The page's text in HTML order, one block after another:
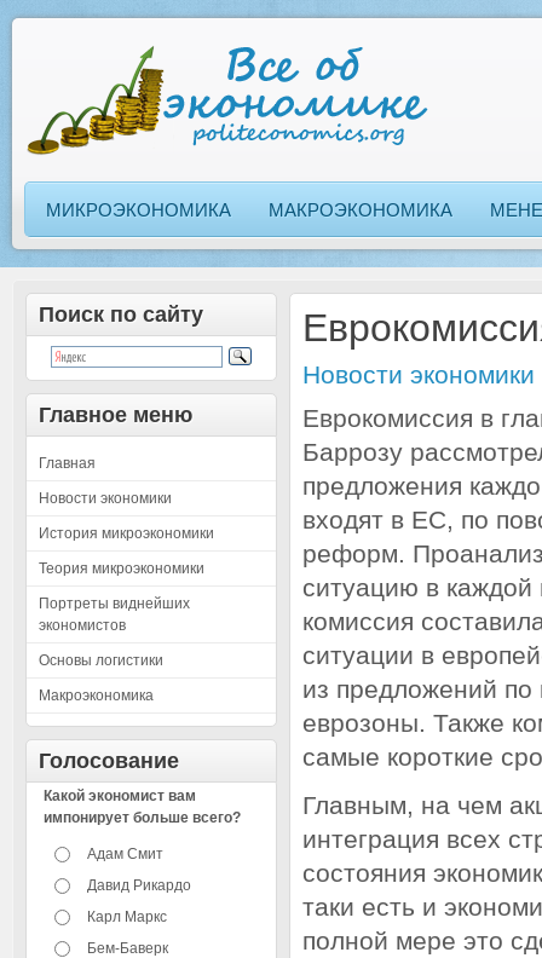
МИКРОЭКОНОМИКА МАКРОЭКОНОМИКА
Поиск по сайту
Главное меню
Главная
Новости экономики
История микроэкономики
Теория микроэкономики
Портреты виднейших
экономистов
Основы логистики
Макроэкономика
Голосование
Какой экономист вам
импонирует больше всего?
Адам Смит
Давид Рикардо
Карл Маркс
Бем-Баверк
Новости экономики
Еврокомиссия в
Баррозу
предложения
входят в ЕС, по
реформ.
ситуацию в каждой
комиссия
ситуации в
из предложений
еврозоны. Также
самые короткие
Главным, на чем
интеграция всех
состояния
таки есть и
полной мере это